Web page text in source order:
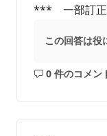
*** 一部訂正
この回答は役
0 件のコメン
コ
ト